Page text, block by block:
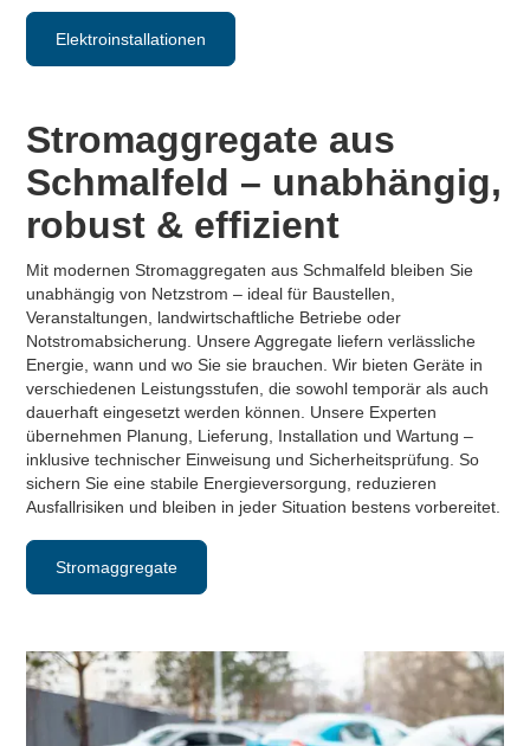
Elektroinstallationen
Stromaggregate aus
Schmalfeld – unabhängig,
robust & effizient
Mit modernen Stromaggregaten aus Schmalfeld bleiben Sie
unabhängig von Netzstrom – ideal für Baustellen,
Veranstaltungen, landwirtschaftliche Betriebe oder
Notstromabsicherung. Unsere Aggregate liefern verlässliche
Energie, wann und wo Sie sie brauchen. Wir bieten Geräte in
verschiedenen Leistungsstufen, die sowohl temporär als auch
dauerhaft eingesetzt werden können. Unsere Experten
übernehmen Planung, Lieferung, Installation und Wartung –
inklusive technischer Einweisung und Sicherheitsprüfung. So
sichern Sie eine stabile Energieversorgung, reduzieren
Ausfallrisiken und bleiben in jeder Situation bestens vorbereitet.
Stromaggregate